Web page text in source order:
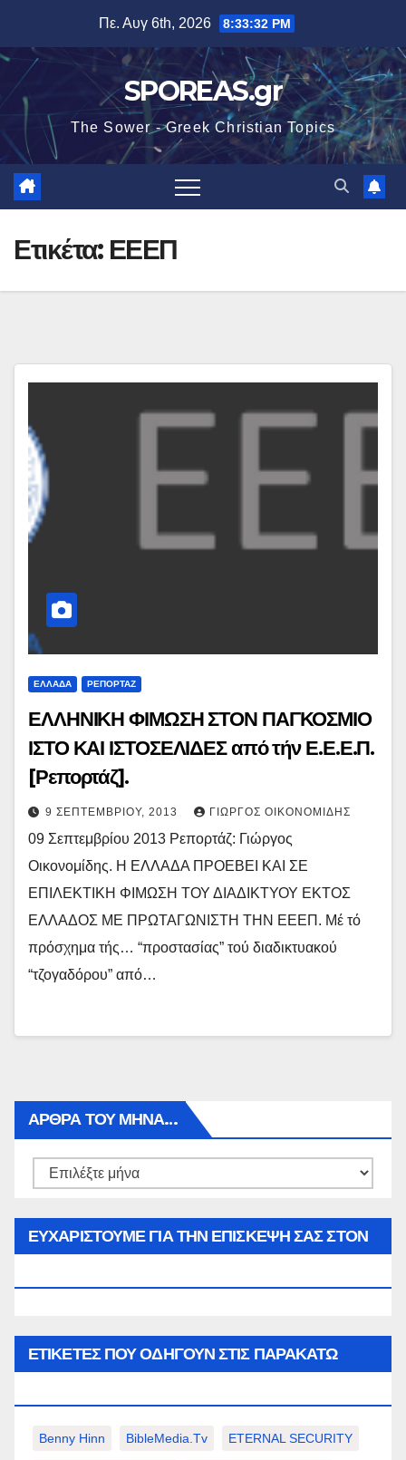
περιεχόμενο
Πε. Αυγ 6th, 2026 8:33:32 PM
SPOREAS.gr
The Sower - Greek Christian Topics
Ετικέτα: ΕΕΕΠ
ΕΛΛΑΔΑ ΡΕΠΟΡΤΑΖ
ΕΛΛΗΝΙΚΗ ΦΙΜΩΣΗ ΣΤΟΝ ΠΑΓΚΟΣΜΙΟ
ΙΣΤΟ ΚΑΙ ΙΣΤΟΣΕΛΙΔΕΣ από τήν Ε.Ε.Ε.Π.
[Ρεπορτάζ].
9 ΣΕΠΤΕΜΒΡΊΟΥ, 2013 ΓΙΏΡΓΟΣ ΟΙΚΟΝΟΜΊΔΗΣ
09 Σεπτεμβρίου 2013 Ρεπορτάζ: Γιώργος
Οικονομίδης. Η ΕΛΛΑΔΑ ΠΡΟΕΒΕΙ ΚΑΙ ΣΕ
ΕΠΙΛΕΚΤΙΚΗ ΦΙΜΩΣΗ ΤΟΥ ΔΙΑΔΙΚΤΥΟΥ ΕΚΤΟΣ
ΕΛΛΑΔΟΣ ΜΕ ΠΡΩΤΑΓΩΝΙΣΤΗ ΤΗΝ ΕΕΕΠ. Μέ τό
πρόσχημα τής… “προστασίας” τού διαδικτυακού
“τζογαδόρου” από…
ΑΡΘΡΑ ΤΟΥ ΜΉΝΑ…
Αρθρα
ΕΥΧΑΡΙΣΤΟΥΜΕ ΓΙΑ ΤΗΝ ΕΠΙΣΚΕΨΗ ΣΑΣ ΣΤΟΝ
ΕΤΙΚΈΤΕΣ ΠΟΥ ΟΔΗΓΟΎΝ ΣΤΙΣ ΠΑΡΑΚΆΤΩ
Benny Hinn BibleMedia.tv ETERNAL SECURITY